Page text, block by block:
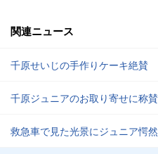
関連ニュース
千原せいじの手作りケーキ絶賛
千原ジュニアのお取り寄せに称賛
救急車で見た光景にジュニア愕然